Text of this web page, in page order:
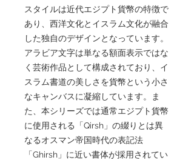
スタイルは近代エジプト貨幣の特徴で
あり、西洋文化とイスラム文化が融合
した独自のデザインとなっています。
アラビア文字は単なる額面表示ではな
く芸術作品として構成されており、イ
スラム書道の美しさを貨幣という小さ
なキャンバスに凝縮しています。ま
た、本シリーズでは通常エジプト貨幣
に使用される「Qirsh」の綴りとは異
なるオスマン帝国時代の表記法
「Ghirsh」に近い書体が採用されてい